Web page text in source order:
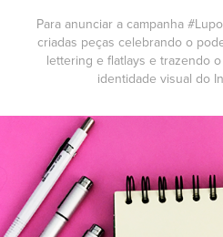
Para anunciar a campanha
criadas peças celebrando o
lettering e flatlays e trazendo
identidade visual do